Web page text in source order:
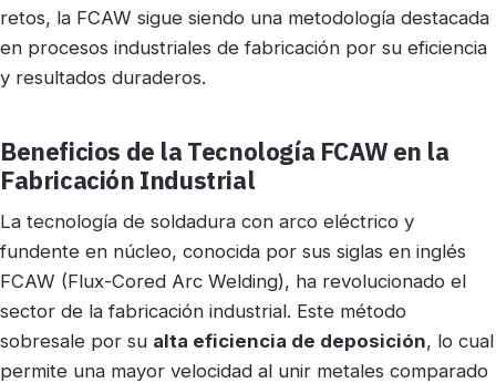
retos, la FCAW sigue siendo una metodología destacada
en procesos industriales de fabricación por su eficiencia
y resultados duraderos.
Beneficios de la Tecnología FCAW en la
Fabricación Industrial
La tecnología de soldadura con arco eléctrico y
fundente en núcleo, conocida por sus siglas en inglés
FCAW (Flux-Cored Arc Welding), ha revolucionado el
sector de la fabricación industrial. Este método
sobresale por su alta eficiencia de deposición, lo cual
permite una mayor velocidad al unir metales comparado